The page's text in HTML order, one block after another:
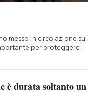
messo in circolazione sui
per proteggerci
è durata soltanto un